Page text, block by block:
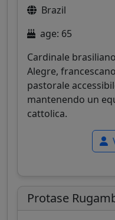
Brazil
age: 65
Cardinale
Alegre,
pastorale
mantenendo un
cattolica.
Protase